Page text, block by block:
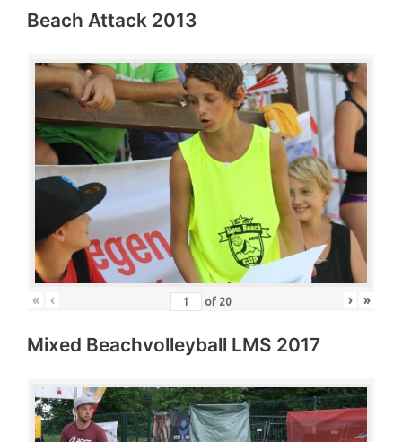
Beach Attack 2013
« ‹ of 20 › »
Mixed Beachvolleyball LMS 2017